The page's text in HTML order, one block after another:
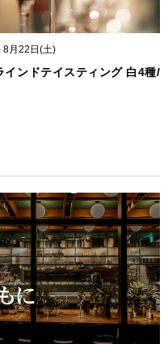
8月22日(土)
ンドテイスティング 白4種/